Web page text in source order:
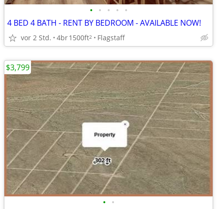
• • • • •
4 BED 4 BATH - RENT BY BEDROOM - AVAILABLE NOW!
vor 2 Std. 4br1500ft2 Flagstaff
• •
$3,799